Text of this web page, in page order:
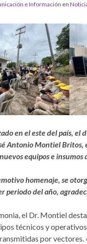
e Información en
en el este del país,
Antonio Montiel
equipos e
homenaje, se
periodo del año,
el Dr. Montiel
técnicos y
por